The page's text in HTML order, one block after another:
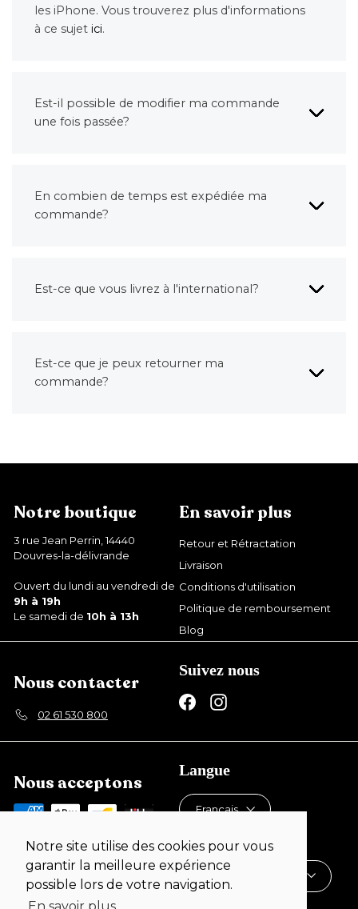
Notre site utilise des cookies pour vous
garantir la meilleure expérience
possible lors de votre navigation.
les iPhone. Vous trouverez plus d'informations
à ce sujet ici.
Est-il possible de modifier ma commande
une fois passée?
En combien de temps est expédiée ma
commande?
Est-ce que vous livrez à l'international?
Est-ce que je peux retourner ma
commande?
Notre boutique
3 rue Jean Perrin, 14440
Douvres-la-délivrande
Ouvert du lundi au vendredi de
9h à 19h
Le samedi de 10h à 13h
En savoir plus
Retour et Rétractation
Livraison
Conditions d'utilisation
Politique de remboursement
Blog
Nous contacter
02 61 530 800
Suivez nous
FacebookInstagram
Nous acceptons
Langue
Français
Devise